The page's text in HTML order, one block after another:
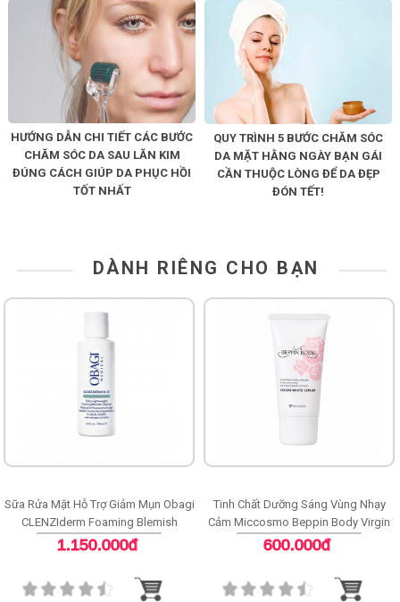
HƯỚNG DẪN CHI TIẾT CÁC BƯỚC
CHĂM SÓC DA SAU LĂN KIM
ĐÚNG CÁCH GIÚP DA PHỤC HỒI
TỐT NHẤT
QUY TRÌNH 5 BƯỚC CHĂM SÓC
DA MẶT HẰNG NGÀY BẠN GÁI
CẦN THUỘC LÒNG ĐỂ DA ĐẸP
ĐÓN TẾT!
DÀNH RIÊNG CHO BẠN
Sữa Rửa Mặt Hỗ Trợ Giảm Mụn Obagi
CLENZIderm Foaming Blemish
Cleanser
1.150.000đ
Tinh Chất Dưỡng Sáng Vùng Nhạy
Cảm Miccosmo Beppin Body Virgin
White Serum
600.000đ